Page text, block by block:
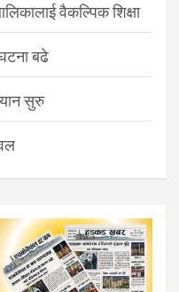
वैकल्पिक शिक्षा
बढे
सुरु